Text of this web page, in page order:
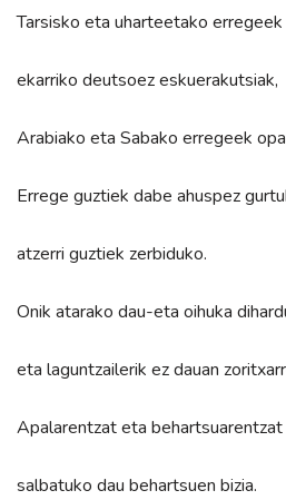
Tarsisko eta uharteetako erregeek
ekarriko deutsoez eskuerakutsiak,
Arabiako eta Sabako erregeek
Errege guztiek dabe ahuspez
atzerri guztiek zerbiduko.
Onik atarako dau-eta oihuka
eta laguntzailerik ez dauan
Apalarentzat eta behartsuarentzat
salbatuko dau behartsuen bizia.